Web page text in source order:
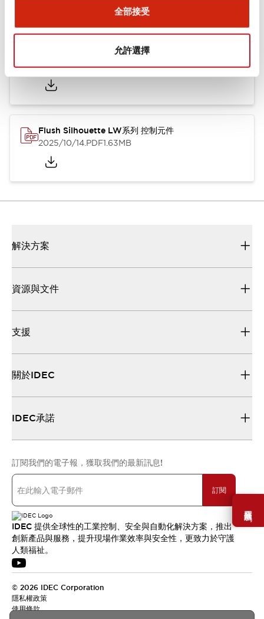
全部接受
允許選擇
需要幫助嗎？
認證與標準
Flush Silhouette LW系列 控制元件 (英文版)
2025/09/19.PDF1.23MB
Flush Silhouette LW系列 控制元件
2025/10/14.PDF1.63MB
解決方案
資源與文件
支援
關於IDEC
IDEC承諾
訂閱我們的電子報，獲取我們的最新訊息!
訂閱
IDEC 提供全球性的工業控制、安全與自動化解決方案，推出
創新產品與服務，提升現場作業效率與安全性，更致力於守護
人類福祉。
© 2026 IDEC Corporation
隱私權政策
使用條款